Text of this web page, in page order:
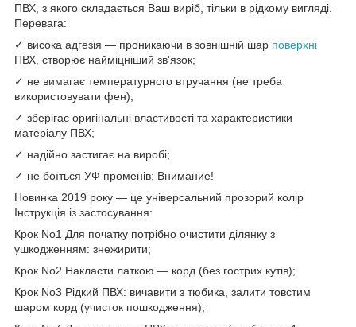
ПВХ, з якого складається Ваш виріб, тільки в рідкому вигляді.
Перевага:
✓ висока адгезія — проникаючи в зовнішній шар поверхні
ПВХ, створює найміцніший зв'язок;
✓ не вимагає температурного втручання (не треба
використовувати фен);
✓ зберігає оригінальні властивості та характеристики
матеріалу ПВХ;
✓ надійно застигає на виробі;
✓ не боїться УФ променів; Внимание!
Новинка 2019 року — це універсальний прозорий колір
Інструкція із застосування:
Крок No1 Для початку потрібно очистити ділянку з
ушкодженням: знежирити;
Крок No2 Накласти латкою — корд (без гострих кутів);
Крок No3 Рідкий ПВХ: вичавити з тюбика, залити товстим
шаром корд (учисток пошкодження);